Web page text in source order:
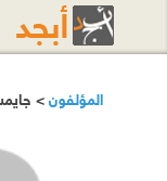
المؤلفون>